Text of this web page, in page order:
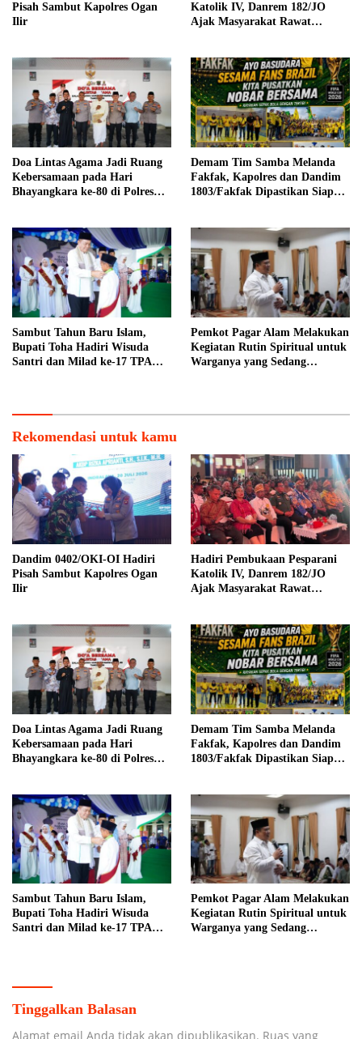
Pisah Sambut Kapolres Ogan
Ilir
Katolik IV, Danrem 182/JO
Ajak Masyarakat Rawat
Doa Lintas Agama Jadi Ruang
Kebersamaan pada Hari
Bhayangkara ke-80 di Polres
Demam Tim Samba Melanda
Fakfak, Kapolres dan Dandim
1803/Fakfak Dipastikan Siap
Sambut Tahun Baru Islam,
Bupati Toha Hadiri Wisuda
Santri dan Milad ke-17 TPA
Pemkot Pagar Alam Melakukan
Kegiatan Rutin Spiritual untuk
Warganya yang Sedang
Rekomendasi untuk kamu
Dandim 0402/OKI-OI Hadiri
Pisah Sambut Kapolres Ogan
Ilir
Hadiri Pembukaan Pesparani
Katolik IV, Danrem 182/JO
Ajak Masyarakat Rawat
Doa Lintas Agama Jadi Ruang
Kebersamaan pada Hari
Bhayangkara ke-80 di Polres
Demam Tim Samba Melanda
Fakfak, Kapolres dan Dandim
1803/Fakfak Dipastikan Siap
Sambut Tahun Baru Islam,
Bupati Toha Hadiri Wisuda
Santri dan Milad ke-17 TPA
Pemkot Pagar Alam Melakukan
Kegiatan Rutin Spiritual untuk
Warganya yang Sedang
Tinggalkan Balasan
Alamat email Anda tidak akan dipublikasikan. Ruas yang